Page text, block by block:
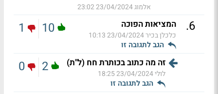
אלמוג23/04/2024 23:02
6
. המציאות הפוכה
כלכלן בכיר23/04/2024 10:13
הגב לתגובה זו
10
1
זה מה כתוב בכותרת חח (ל"ת)
לולי23/04/2024 18:25
הגב לתגובה זו
2
0